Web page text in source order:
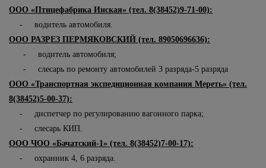
ООО «Птицефабрика Инская» (тел. 8(38452)9-71-00):
- водитель автомобиля.
ООО РАЗРЕЗ ПЕРМЯКОВСКИЙ (тел. 89050696636):
- водитель автомобиля;
- слесарь по ремонту автомобилей 3 разряда-5 разряда
ООО «Транспортная экспедиционная компания Мереть» (тел.
8(38452)5-00-37):
- диспетчер по регулированию вагонного парка;
- слесарь КИП.
ООО ЧОО «Бачатский-1» (тел. 8(38452)7-00-17):
- охранник 4, 6 разряда.